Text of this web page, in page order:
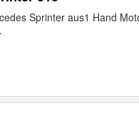
Sprinter aus1 Hand